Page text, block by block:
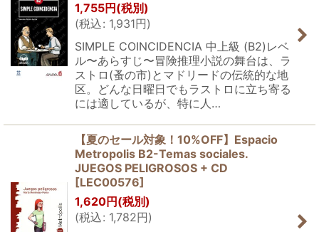
1,755円 (税別)
(税込: 1,931円)
SIMPLE COINCIDENCIA 中上級 (B2)レベ
ル〜あらすじ〜冒険推理小説の舞台は、ラ
ストロ(蚤の市)とマドリードの伝統的な地
区。どんな日曜日でもラストロに立ち寄る
には適しているが、特に人…
【夏のセール対象！10%OFF】Espacio
Metropolis B2-Temas sociales.
JUEGOS PELIGROSOS + CD
[LEC00576]
1,620円 (税別)
(税込: 1,782円)